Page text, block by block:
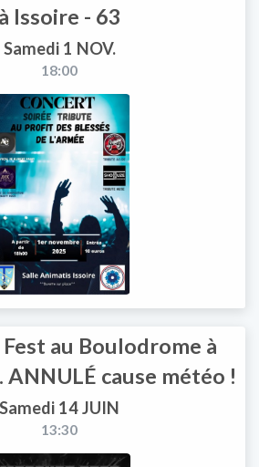
à Issoire - 63
Samedi 1 NOV.
18:00
au Boulodrome à
ANNULÉ cause météo !
Samedi 14 JUIN
13:30